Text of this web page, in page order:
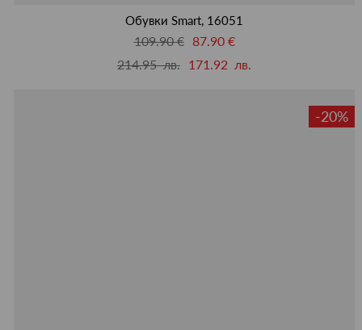
Обувки Smart, 16051
109.90 €
87.90 €
214.95 лв. 171.92 лв.
-20%